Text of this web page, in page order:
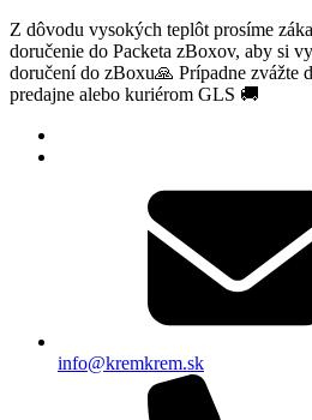
Z dôvodu vysokých teplôt prosíme
doručenie do Packeta zBoxov, aby si
doručení do zBoxu🙏 Prípadne zvážte
predajne alebo kuriérom GLS 🚚
info@kremkrem.sk